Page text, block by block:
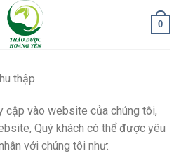
0
thập
cập vào website của chúng tôi,
Quý khách có thể được yêu
với chúng tôi như: